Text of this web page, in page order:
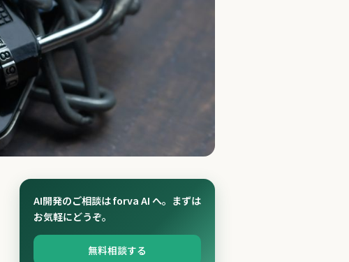
何が必要か
AI開発のご相談は forva AI へ。まずは
お気軽にどうぞ。
無料相談する